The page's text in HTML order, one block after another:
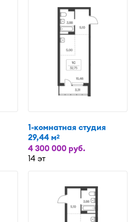
1-комнатная студия
29,44 м2
4 300 000 руб.
14 эт